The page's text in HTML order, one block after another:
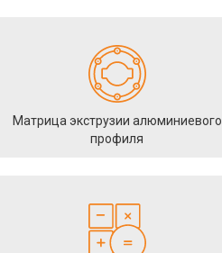
Матрица экструзии алюминиевого
профиля